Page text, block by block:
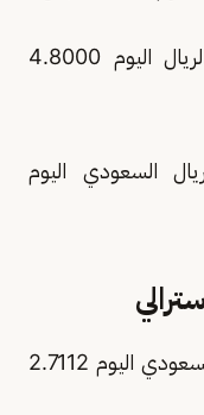
سعر الفرنك السويسري مقابل الريال اليوم 4.8000
السعودي اليوم
- سعر الدولار الأسترالي مقابل الريال السعودي اليوم 2.7112